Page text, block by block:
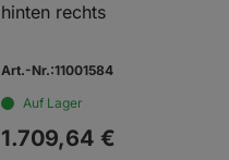
hinten rechts
Art.-Nr.:11001584
Auf Lager
1.709,64 €